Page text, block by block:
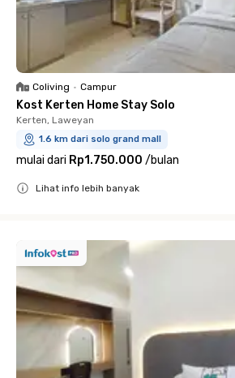
Coliving • Campur
Kost Kerten Home Stay Solo
Kerten, Laweyan
1.6 km dari solo grand mall
mulai dari Rp1.750.000 /bulan
Lihat info lebih banyak